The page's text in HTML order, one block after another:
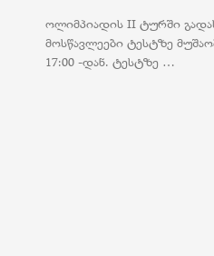
ოლიმპიადის II ტურში
მოსწავლეები ტესტზე
17:00 -დან. ტესტზე …